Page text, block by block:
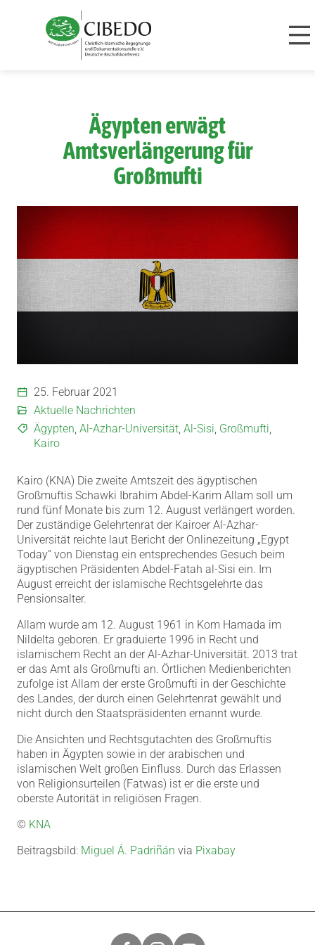
Ägypten erwägt
Amtsverlängerung für
Großmufti
25. Februar 2021
Aktuelle Nachrichten
Ägypten Al-Azhar-Universität, Al-Sisi Großmufti
Kairo
Kairo (KNA) Die zweite Amtszeit des ägyptischen
Großmuftis Schawki Ibrahim Abdel-Karim Allam soll um
rund fünf Monate bis zum 12. August verlängert worden.
Der zuständige Gelehrtenrat der Kairoer Al-Azhar-
Universität reichte laut Bericht der Onlinezeitung „Egypt
Today“ von Dienstag ein entsprechendes Gesuch beim
ägyptischen Präsidenten Abdel-Fatah al-Sisi ein. Im
August erreicht der islamische Rechtsgelehrte das
Pensionsalter.
Allam wurde am 12. August 1961 in Kom Hamada im
Nildelta geboren. Er graduierte 1996 in Recht und
islamischem Recht an der Al-Azhar-Universität. 2013 trat
er das Amt als Großmufti an. Örtlichen Medienberichten
zufolge ist Allam der erste Großmufti in der Geschichte
des Landes, der durch einen Gelehrtenrat gewählt und
nicht durch den Staatspräsidenten ernannt wurde.
Die Ansichten und Rechtsgutachten des Großmuftis
haben in Ägypten sowie in der arabischen und
islamischen Welt großen Einfluss. Durch das Erlassen
von Religionsurteilen (Fatwas) ist er die erste und
oberste Autorität in religiösen Fragen.
© KNA
Beitragsbild: Miguel Á. Padriñán via Pixabay